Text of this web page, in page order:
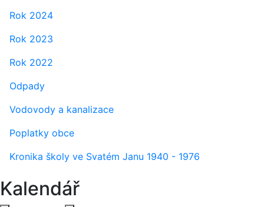
Rok 2024
Rok 2023
Rok 2022
Odpady
Vodovody a kanalizace
Poplatky obce
Kronika školy ve Svatém Janu 1940 - 1976
Kalendář